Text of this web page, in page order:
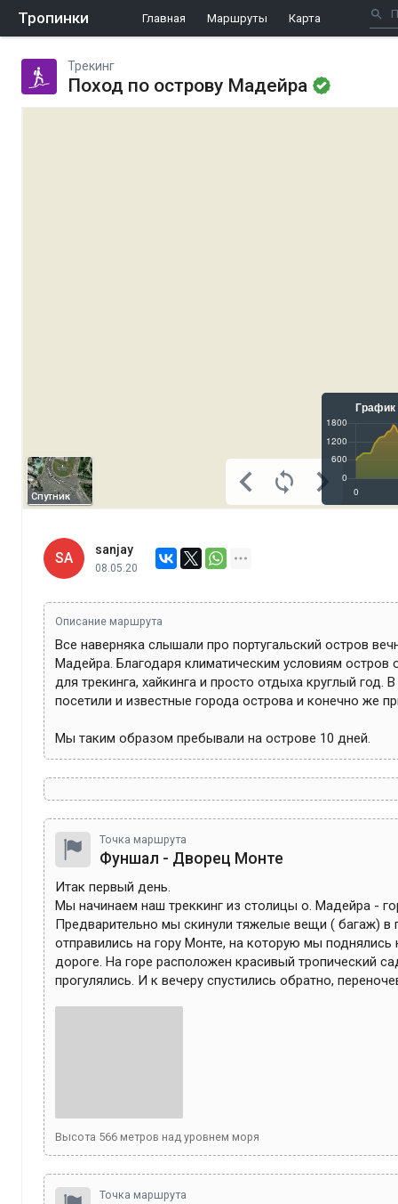
Тропинки Главная Маршруты Карта
Трекинг
Поход по острову Мадейра
Спутник
SA
sanjay
08.05.20
Описание маршрута
Все наверняка слышали про португальский остров
Мадейра. Благодаря климатическим условиям остров
для трекинга, хайкинга и просто отдыха круглый год.
посетили и известные города острова и конечно же
Мы таким образом пребывали на острове 10 дней.
Точка маршрута
Фуншал - Дворец Монте
Итак первый день.
Мы начинаем наш треккинг из столицы о. Мадейра -
Предварительно мы скинули тяжелые вещи ( багаж) в
отправились на гору Монте, на которую мы поднялись
дороге. На горе расположен красивый тропический
прогулялись. И к вечеру спустились обратно,
Высота 566 метров над уровнем моря
Точка маршрута